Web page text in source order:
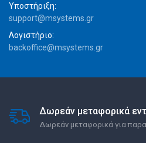
Υποστήριξη:
support@msystems.gr
Λογιστήριο:
backoffice@msystems.gr
Δωρεάν μεταφορικά
Δωρεάν μεταφορικά για